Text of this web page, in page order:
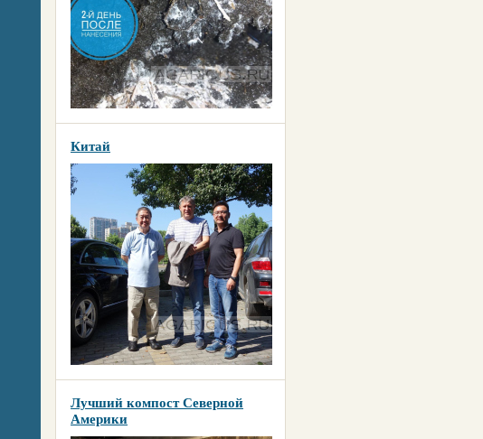
Китай
Лучший компост Северной
Америки